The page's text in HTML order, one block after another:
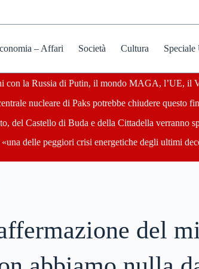
– Affari Società Cultura Speciale
con la Russia di Putin, il mondo MAGA, l’UE, il
nucleare di Paks potrebbe chiudere questo
del Castello di Buda e della Cittadella verranno
delle peggiori crisi energetiche degli ultimi
del